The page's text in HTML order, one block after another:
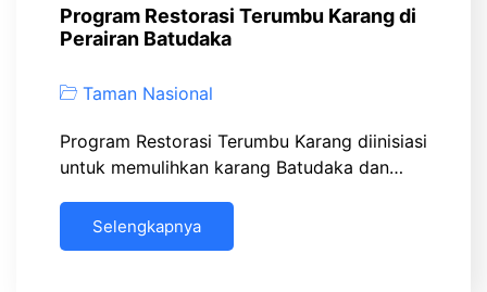
Program Restorasi Terumbu Karang di
Perairan Batudaka
Taman Nasional
Program Restorasi Terumbu Karang diinisiasi
untuk memulihkan karang Batudaka dan…
Selengkapnya